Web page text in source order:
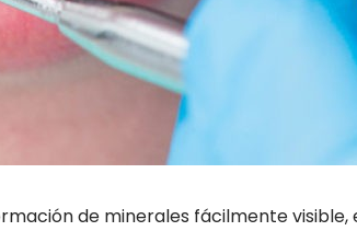
de minerales fácilmente